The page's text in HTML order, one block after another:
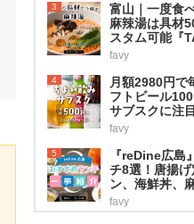
3
富山｜一度食
麻辣湯は具材
スタム可能『
favy
4
月額2980円で
フトビール
サブスクに注目
favy
5
『reDine広島
チ8選！唐揚
ン、海鮮丼、
favy